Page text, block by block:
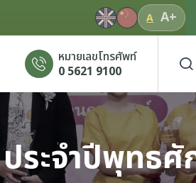
A A+
หมายเลขโทรศัพท์
0 5621 9100
ระจำปีพุทธศั